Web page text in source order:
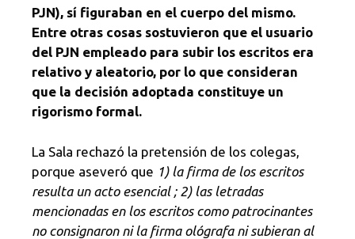
PJN), sí figuraban en el cuerpo del mismo.
Entre otras cosas sostuvieron que el usuario
del PJN empleado para subir los escritos era
relativo y aleatorio, por lo que consideran
que la decisión adoptada constituye un
rigorismo formal.
La Sala rechazó la pretensión de los colegas,
porque aseveró que 1) la firma de los escritos
resulta un acto esencial ; 2) las letradas
mencionadas en los escritos como patrocinantes
no consignaron ni la firma ológrafa ni subieran al